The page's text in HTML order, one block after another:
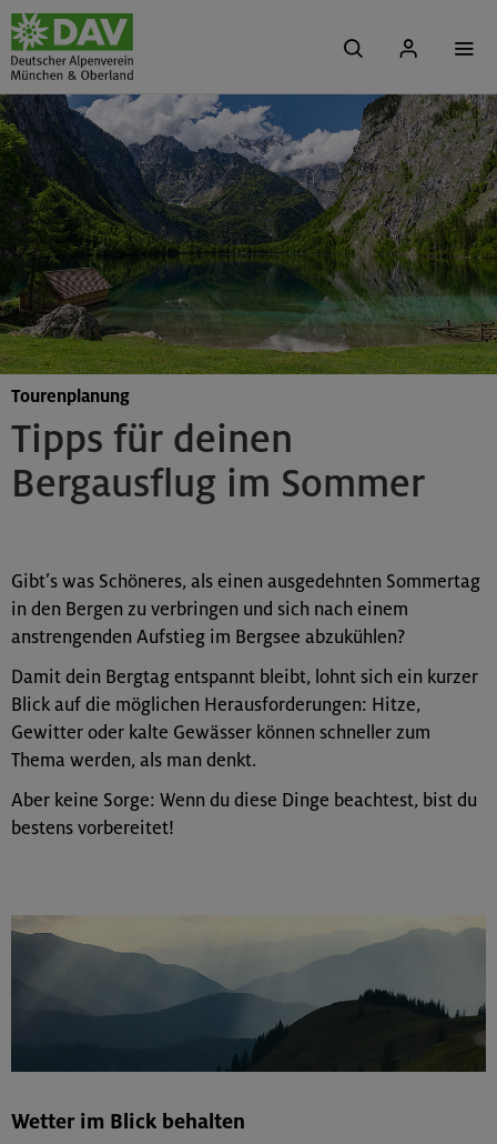
Tipps für deinen
Bergausflug im Sommer
Tourenplanung
Gibt’s was Schöneres, als einen ausgedehnten Sommertag
in den Bergen zu verbringen und sich nach einem
anstrengenden Aufstieg im Bergsee abzukühlen?
Damit dein Bergtag entspannt bleibt, lohnt sich ein kurzer
Blick auf die möglichen Herausforderungen: Hitze,
Gewitter oder kalte Gewässer können schneller zum
Thema werden, als man denkt.
Aber keine Sorge: Wenn du diese Dinge beachtest, bist du
bestens vorbereitet!
Wetter im Blick behalten